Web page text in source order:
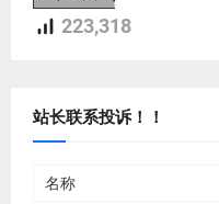
223,318
站长联系投诉！！